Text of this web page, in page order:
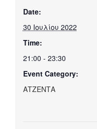
Date:
30 Ιουλίου 2022
Time:
21:00 - 23:30
Event Category:
ΑΤΖΕΝΤΑ